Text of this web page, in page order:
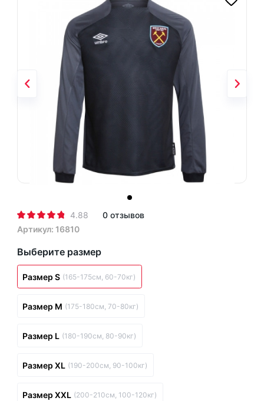
4.88
0 отзывов
Артикул: 16810
Выберите размер
Размер S (165-175см, 60-70кг)
Размер M (175-180см, 70-80кг)
Размер L (180-190см, 80-90кг)
Размер XL (190-200см, 90-100кг)
Размер XXL (200-210см, 100-120кг)